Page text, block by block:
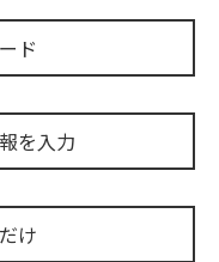
ド
を入力
け